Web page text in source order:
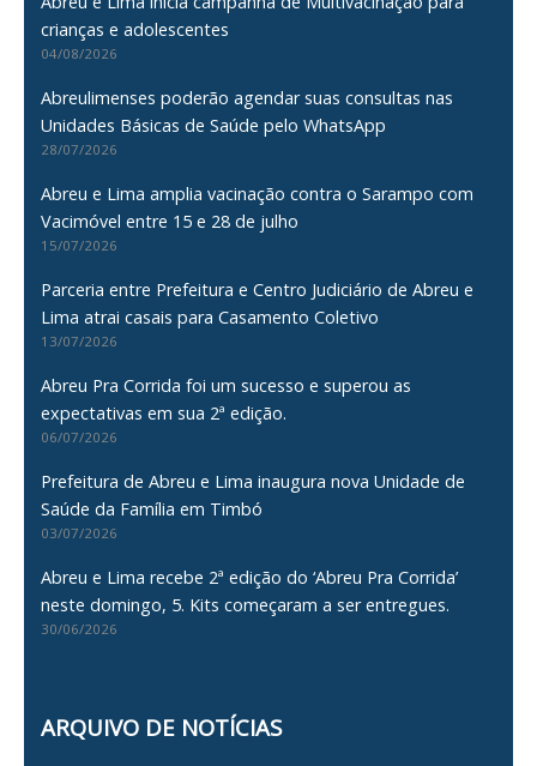
crianças e adolescentes
04/08/2026
Abreulimenses poderão agendar suas consultas nas
Unidades Básicas de Saúde pelo WhatsApp
28/07/2026
Abreu e Lima amplia vacinação contra o Sarampo com
Vacimóvel entre 15 e 28 de julho
15/07/2026
Parceria entre Prefeitura e Centro Judiciário de Abreu e
Lima atrai casais para Casamento Coletivo
13/07/2026
Abreu Pra Corrida foi um sucesso e superou as
expectativas em sua 2ª edição.
06/07/2026
Prefeitura de Abreu e Lima inaugura nova Unidade de
Saúde da Família em Timbó
03/07/2026
Abreu e Lima recebe 2ª edição do ‘Abreu Pra Corrida’
neste domingo, 5. Kits começaram a ser entregues.
30/06/2026
ARQUIVO DE NOTÍCIAS